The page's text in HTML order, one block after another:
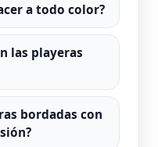
a todo color?
las playeras
bordadas con